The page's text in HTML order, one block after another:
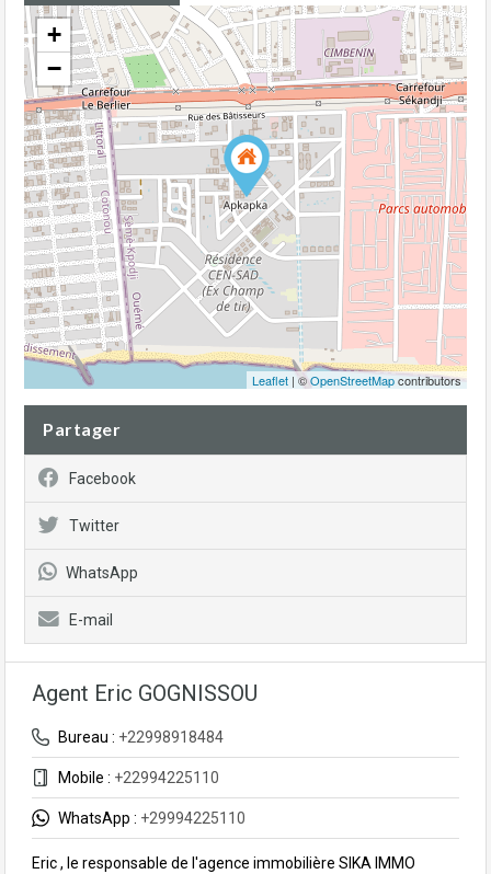
+
−
Leaflet | ©OpenStreetMapcontributors
Partager
Facebook
Twitter
WhatsApp
E-mail
Agent Eric GOGNISSOU
Bureau : +22998918484
Mobile : +22994225110
WhatsApp : +29994225110
Eric , le responsable de l'agence immobilière SIKA IMMO